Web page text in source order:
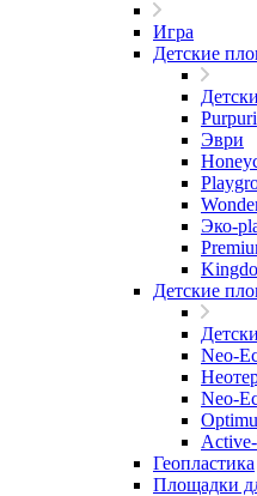
Игра
Детские
Purpuri
Эври
Эко-
Детские
Neo-
Neo-
Геопластика
Площадки